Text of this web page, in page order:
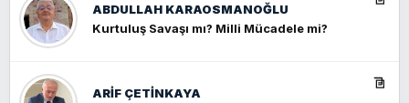
ABDULLAH KARAOSMANOĞLU
Kurtuluş Savaşı mı? Milli Mücadele mi?
ARIF ÇETİNKAYA